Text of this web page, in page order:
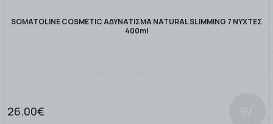
SOMATOLINE COSMETIC ΑΔΥΝΑΤΙΣΜΑ NATURAL SLIMMING 7 ΝΥΧΤΕΣ
400ml
26.00€